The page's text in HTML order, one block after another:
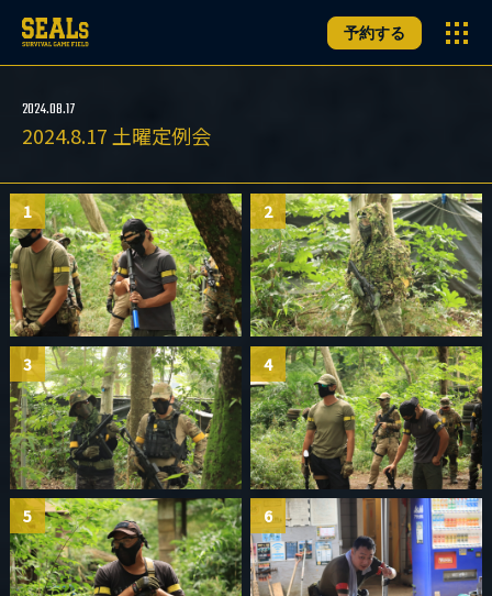
予約する
2024.08.17
2024.8.17 土曜定例会
1 2
3 4
5 6